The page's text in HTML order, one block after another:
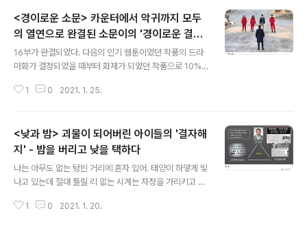
<경이로운 소문> 카운터에서 악귀까지 모두
의 열연으로 완결된 소문이의 '경이로운 결자
해지
16부가 완결되었다. 다음의 인기 웹툰이었던 작품의 드라
마화가 결정되었을 때부터 화제가 되었던 작품으로 10%
씻어준 작품이 되었다. 16부, 드디어 신명휘(최광일 분) 시
려든 카운터들, 그런데 신명휘는 14회차에서 결계를 치며
그들이 싸우던 그 '악귀'가 아니었다. 애꿏은 사람들을 희생
시키며 보다 업그레이드된 악귀는 강력한 기운을 내뿜으며
카운터들의 공격에 끄덕도 하지 않는다. 결자해지 하지만
다는 카운터들의 의지는 추여사(염혜란 분)가 벽에 부딪쳐
1 0 2021. 1. 25.
<낮과 밤> 괴물이 되어버린 아이들의 '결자해
지' - 밤을 버리고 낮을 택하다
나는 아무도 없는 텅빈 거리에 혼자 있어. 태양이 하얗게 빛
나고 있는데 절대 틀릴 리 없는 시계는 자정을 가리키고 있
0일 첫 선을 보인 tvn의 드라마 은 이 모호한 문학적이고
1 0 2021. 1. 20.